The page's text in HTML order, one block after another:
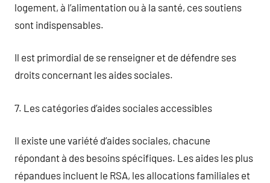
logement, à l’alimentation ou à la santé, ces soutiens
sont indispensables.
Il est primordial de se renseigner et de défendre ses
droits concernant les aides sociales.
7. Les catégories d’aides sociales accessibles
Il existe une variété d’aides sociales, chacune
répondant à des besoins spécifiques. Les aides les plus
répandues incluent le RSA, les allocations familiales et